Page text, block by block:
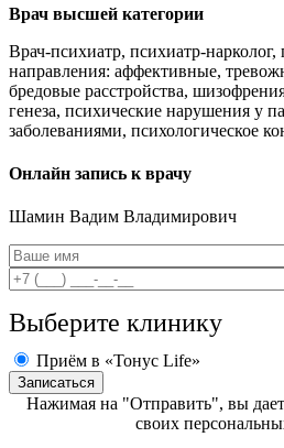
Врач высшей категории
Врач-психиатр, психиатр-
направления: аффективные,
бредовые расстройства,
генеза, психические нарушения у
заболеваниями, психологическое
Онлайн запись к врачу
Шамин Вадим Владимирович
Выберите клинику
Приём в «Тонус Life»
Нажимая на "Отправить", вы
своих